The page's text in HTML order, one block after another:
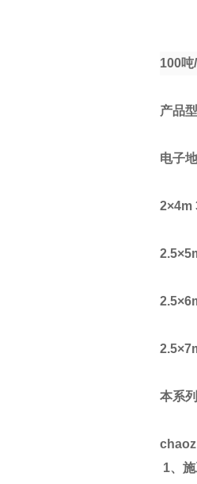
100吨
产品
电子
2×4m
2.5×
2.5×
2.5×
本系
1、